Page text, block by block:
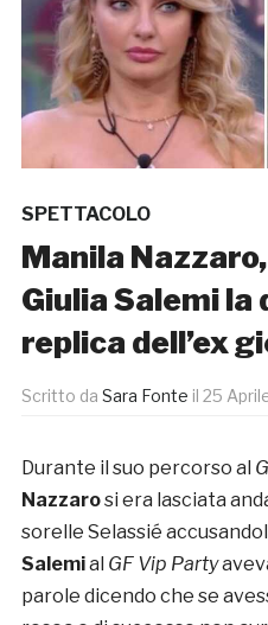
SPETTACOLO
Manila
Giulia Salemi la
replica dell’ex
Scritto da Sara Fonte il 25
Durante il suo percorso al
Nazzarosi era lasciata
sorelle Selassié
Salemial GF Vip Party
parole dicendo che se